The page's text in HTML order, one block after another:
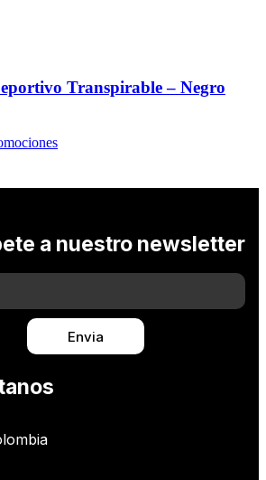
Transpirable – Negro
a nuestro newsletter
Envia